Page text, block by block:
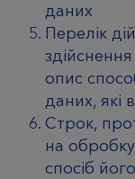
даних
Перелік
опис
даних, які
Строк,
на
спосіб